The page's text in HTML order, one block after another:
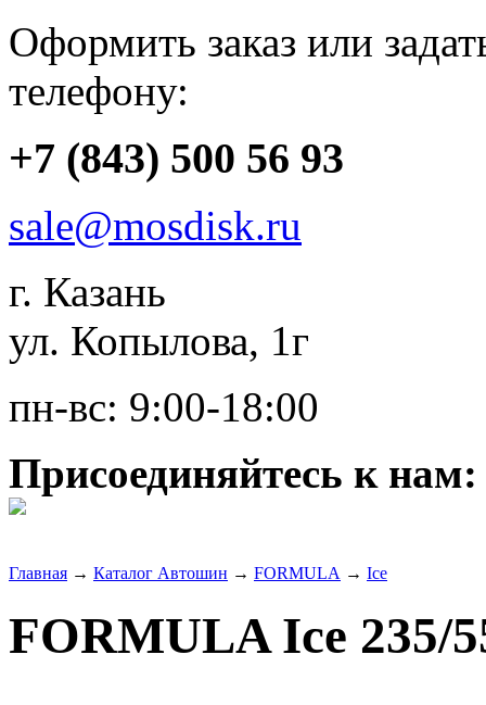
Оформить заказ или
телефону:
+7 (843) 500 56 93
sale@mosdisk.ru
г. Казань
ул. Копылова, 1г
пн-вс: 9:00-18:00
Присоединяйтесь к нам:
Главная → Каталог Автошин → FORMULA → Ice
FORMULA Ice 235/